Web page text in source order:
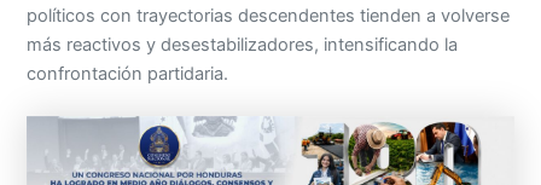
políticos con trayectorias descendentes tienden a volverse
más reactivos y desestabilizadores, intensificando la
confrontación partidaria.